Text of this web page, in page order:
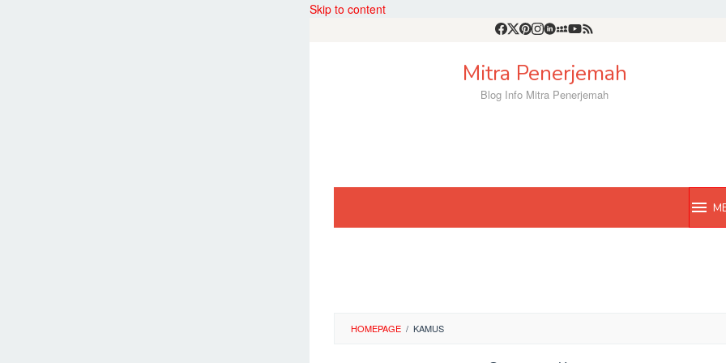
Skip to content
Mitra Penerjemah
Blog Info Mitra Penerjemah
HOMEPAGE / KAMUS